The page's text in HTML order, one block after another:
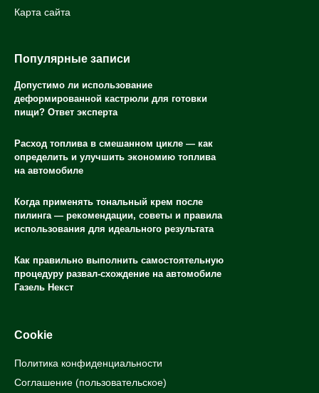
Карта сайта
Популярные записи
Допустимо ли использование
деформированной кастрюли для готовки
пищи? Ответ эксперта
Расход топлива в смешанном цикле — как
определить и улучшить экономию топлива
на автомобиле
Когда применять тональный крем после
пилинга — рекомендации, советы и правила
использования для идеального результата
Как правильно выполнить самостоятельную
процедуру развал-схождение на автомобиле
Газель Некст
Cookie
Политика конфиденциальности
Соглашение (пользовательское)